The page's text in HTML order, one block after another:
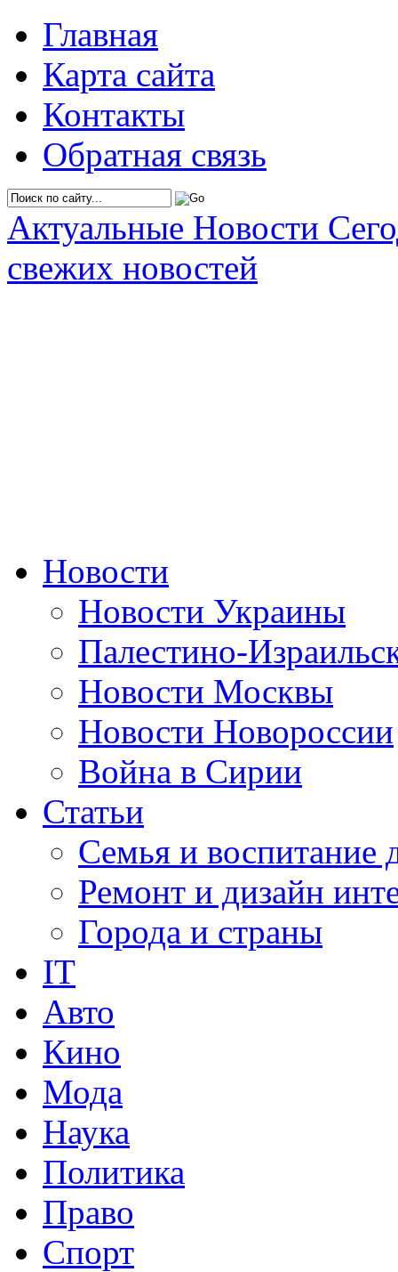
Главная
Карта сайта
Контакты
Обратная связь
Актуальные Новости
свежих новостей
Новости
Новости Украины
Палестино-
Новости Москвы
Новости Новороссии
Война в Сирии
Статьи
Семья и воспитание
Ремонт и дизайн
Города и страны
IT
Авто
Кино
Мода
Наука
Политика
Право
Спорт